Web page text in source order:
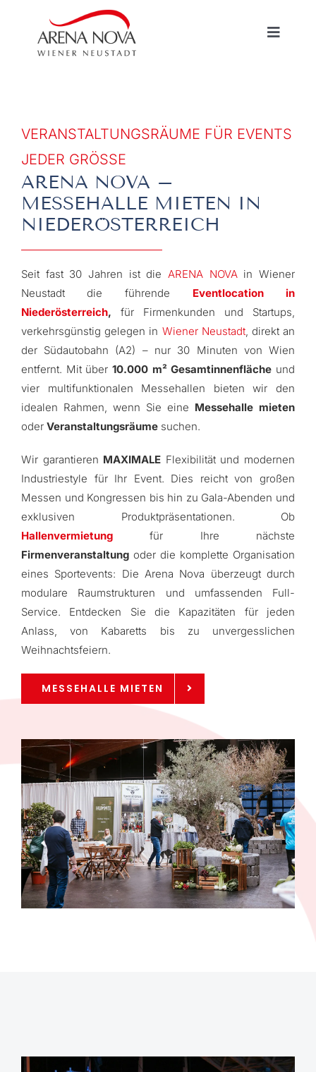
springen
MESSEN / VERANSTALTUNGEN
VERMIETUNG
INFORMATIONEN
VERANSTALTUNGSRÄUME FÜR EVENTS
JEDER GRÖSSE
ARENA NOVA –
MESSEHALLE MIETEN IN
NIEDERÖSTERREICH
Seit fast 30 Jahren ist die ARENA NOVAin Wiener
Neustadt die führende Eventlocation in
Niederösterreich, für Firmenkunden und Startups,
verkehrsgünstig gelegen in Wiener Neustadt, direkt an
der Südautobahn (A2) – nur 30 Minuten von Wien
entfernt. Mit über 10.000 m² Gesamtinnenfläche und
vier multifunktionalen Messehallen bieten wir den
idealen Rahmen, wenn Sie eine Messehalle mieten
oder Veranstaltungsräumesuchen.
Wir garantieren MAXIMALE Flexibilität und modernen
Industriestyle für Ihr Event. Dies reicht von großen
Messen und Kongressen bis hin zu Gala-Abenden und
exklusiven Produktpräsentationen. Ob
Hallenvermietungfür Ihre nächste
Firmenveranstaltungoder die komplette Organisation
eines Sportevents: Die Arena Nova überzeugt durch
modulare Raumstrukturen und umfassenden Full-
Service. Entdecken Sie die Kapazitäten für jeden
Anlass, von Kabaretts bis zu unvergesslichen
Weihnachtsfeiern.
MESSEHALLE MIETEN